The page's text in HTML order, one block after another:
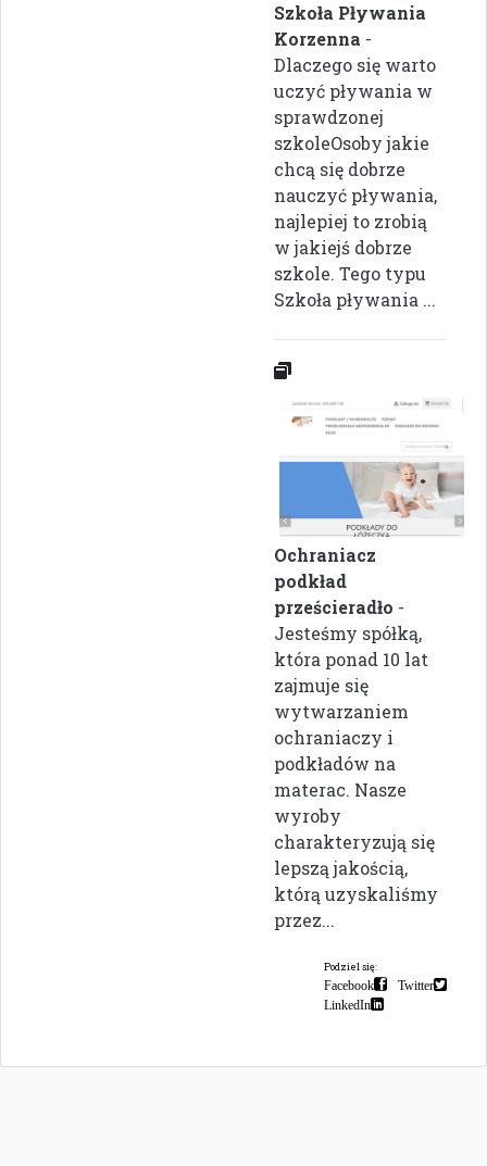
Szkoła Pływania
Korzenna -
Dlaczego się warto
uczyć pływania w
sprawdzonej
szkoleOsoby jakie
chcą się dobrze
nauczyć pływania,
najlepiej to zrobią
w jakiejś dobrze
szkole. Tego typu
Szkoła pływania ...
Ochraniacz
podkład
prześcieradło -
Jesteśmy spółką,
która ponad 10 lat
zajmuje się
wytwarzaniem
ochraniaczy i
podkładów na
materac. Nasze
wyroby
charakteryzują się
lepszą jakością,
którą uzyskaliśmy
przez...
Podziel się:
Facebook
Twitter
LinkedIn